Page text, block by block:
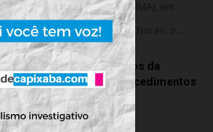
o Instituto Marlin Azul (IMA), em
feira (07). A partir das 18 horas, o...
celebra seis anos da
robótica com 1.845 procedimentos
6 de agosto de 2026